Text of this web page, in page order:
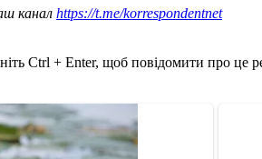
канал https://t.me/korrespondentnet
Ctrl + Enter, щоб повідомити про це